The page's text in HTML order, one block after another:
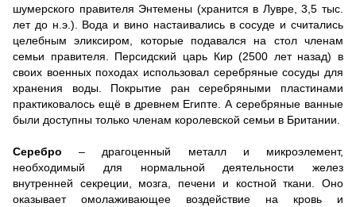
шумерского правителя Энтемены (хранится в Лувре, 3,5 тыс.
лет до н.э.). Вода и вино настаивались в сосуде и считались
целебным эликсиром, которые подавался на стол членам
семьи правителя. Персидский царь Кир (2500 лет назад) в
своих военных походах использовал серебряные сосуды для
хранения воды. Покрытие ран серебряными пластинами
практиковалось ещё в древнем Египте. А серебряные ванные
были доступны только членам королевской семьи в Британии.
Серебро – драгоценный металл и микроэлемент,
необходимый для нормальной деятельности желез
внутренней секреции, мозга, печени и костной ткани. Оно
оказывает омолаживающее воздействие на кровь и